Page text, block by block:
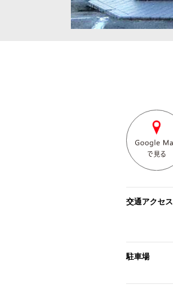
交通アクセス
駐車場